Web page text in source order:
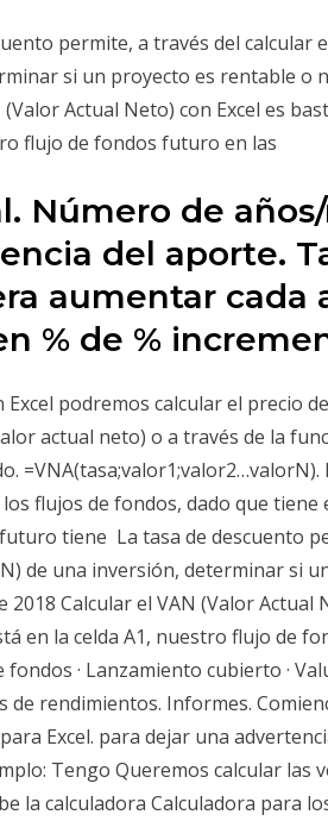
permite, a través del calcular
si un proyecto es rentable o
(Valor Actual Neto) con Excel es
flujo de fondos futuro en las
Número de
del aporte.
aumentar cada
% de %
Excel podremos calcular el precio
actual neto) o a través de la
flujos de fondos, dado que
tiene La tasa de descuento
de una inversión, determinar si
2018 Calcular el VAN (Valor Actual
en la celda A1, nuestro flujo de
fondos · Lanzamiento cubierto ·
de rendimientos. Informes.
Excel. para dejar una
Tengo Queremos calcular las
la calculadora Calculadora para